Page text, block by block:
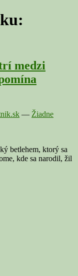
medzi
— Žiadne
betlehem, ktorý sa
kde sa narodil, žil